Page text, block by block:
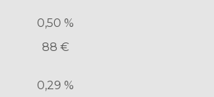
0,50 %
88 €
0,29 %